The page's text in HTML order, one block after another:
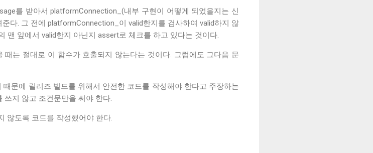
를 받아서 platformConnection_(내부 구현이 어떻게 되었을지는 신
다. 그 전에 platformConnection_이 valid한지를 검사하여 valid하지 않
맨 앞에서 valid한지 아닌지 assert로 체크를 하고 있다는 것이다.
는 절대로 이 함수가 호출되지 않는다는 것이다. 그럼에도 그다음 문
문에 릴리즈 빌드를 위해서 안전한 코드를 작성해야 한다고 주장하는
지 않고 조건문만을 써야 한다.
않도록 코드를 작성했어야 한다.